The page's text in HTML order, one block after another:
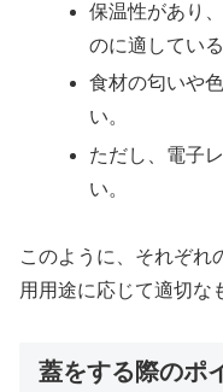
保温性があり
のに適している
食材の匂いや
い。
ただし、電子
い。
このように、それぞれ
用用途に応じて適切な
蓋をする際のポ